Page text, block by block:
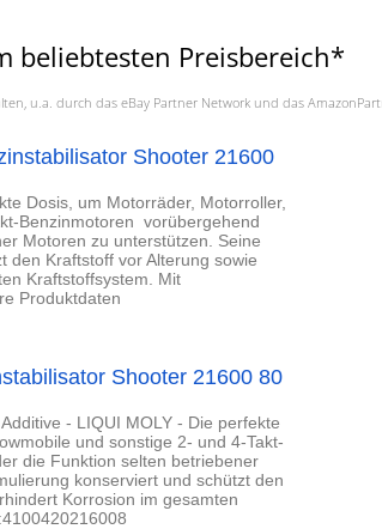
beliebtesten Preisbereich*
u.a. durch das eBay Partner Network und das
Shooter 21600
Dosis, um Motorräder, Motorroller,
Benzinmotoren vorübergehend
Motoren zu unterstützen. Seine
den Kraftstoff vor Alterung sowie
Kraftstoffsystem. Mit
Produktdaten
Shooter 21600 80
- LIQUI MOLY - Die perfekte
und sonstige 2- und 4-Takt-
die Funktion selten betriebener
konserviert und schützt den
Korrosion im gesamten